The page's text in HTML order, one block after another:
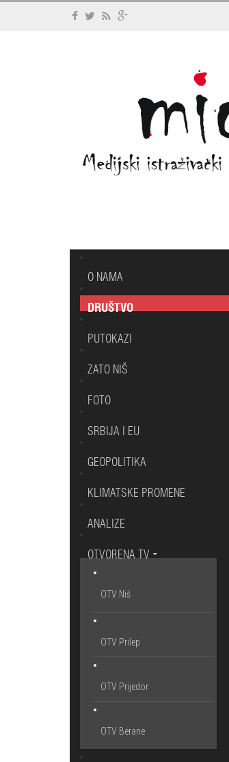
O NAMA
DRUŠTVO
PUTOKAZI
ZATO NIŠ
FOTO
SRBIJA I EU
GEOPOLITIKA
KLIMATSKE PROMENE
ANALIZE
OTVORENA TV
OTV Niš
OTV Prilep
OTV Prijedor
OTV Berane